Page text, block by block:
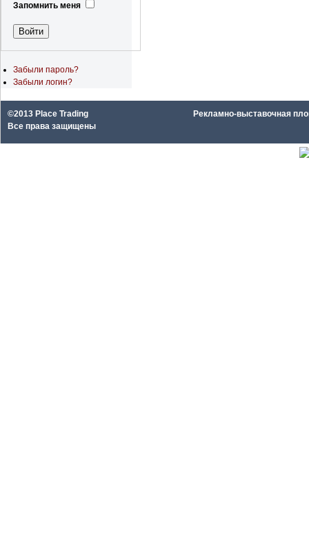
Запомнить меня
Забыли пароль?
Забыли логин?
©2013 Place Trading
Все права защищены
Рекламно-выставочная